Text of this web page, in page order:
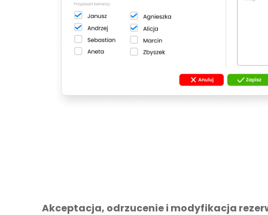
Akceptacja, odrzucenie i modyfikacja